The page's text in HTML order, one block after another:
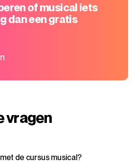
of musical iets
dan een gratis
vragen
de cursus musical?